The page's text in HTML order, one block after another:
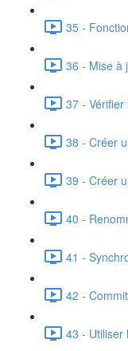
35 -
36 - Mise à
37 -
38 - Créer
39 - Créer
40 -
41 -
42 -
43 - Utiliser